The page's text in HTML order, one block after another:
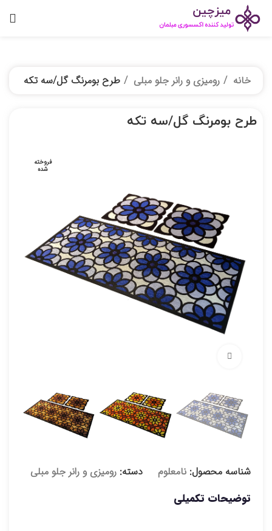
خانه رومیزی و رانر جلو مبلی طرح بومرنگ گل/سه تکه
طرح بومرنگ گل/سه تکه
فروخته
شده
شناسه محصول: نامعلوم دسته: رومیزی و رانر جلو مبلی
توضیحات تکمیلی